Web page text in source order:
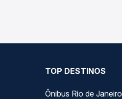
TOP DESTINOS
Ônibus Rio de Janeiro